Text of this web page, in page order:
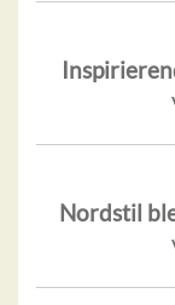
Nordstil